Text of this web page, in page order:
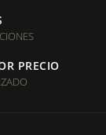
que sea
PRECIO